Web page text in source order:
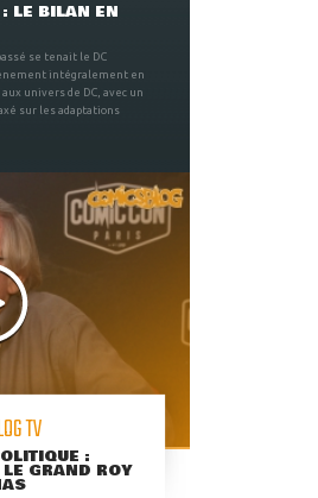
LE BILAN EN
se tenait le DC
intégralement en
univers de DC, avec un
sur les adaptations
TV
:
GRAND ROY